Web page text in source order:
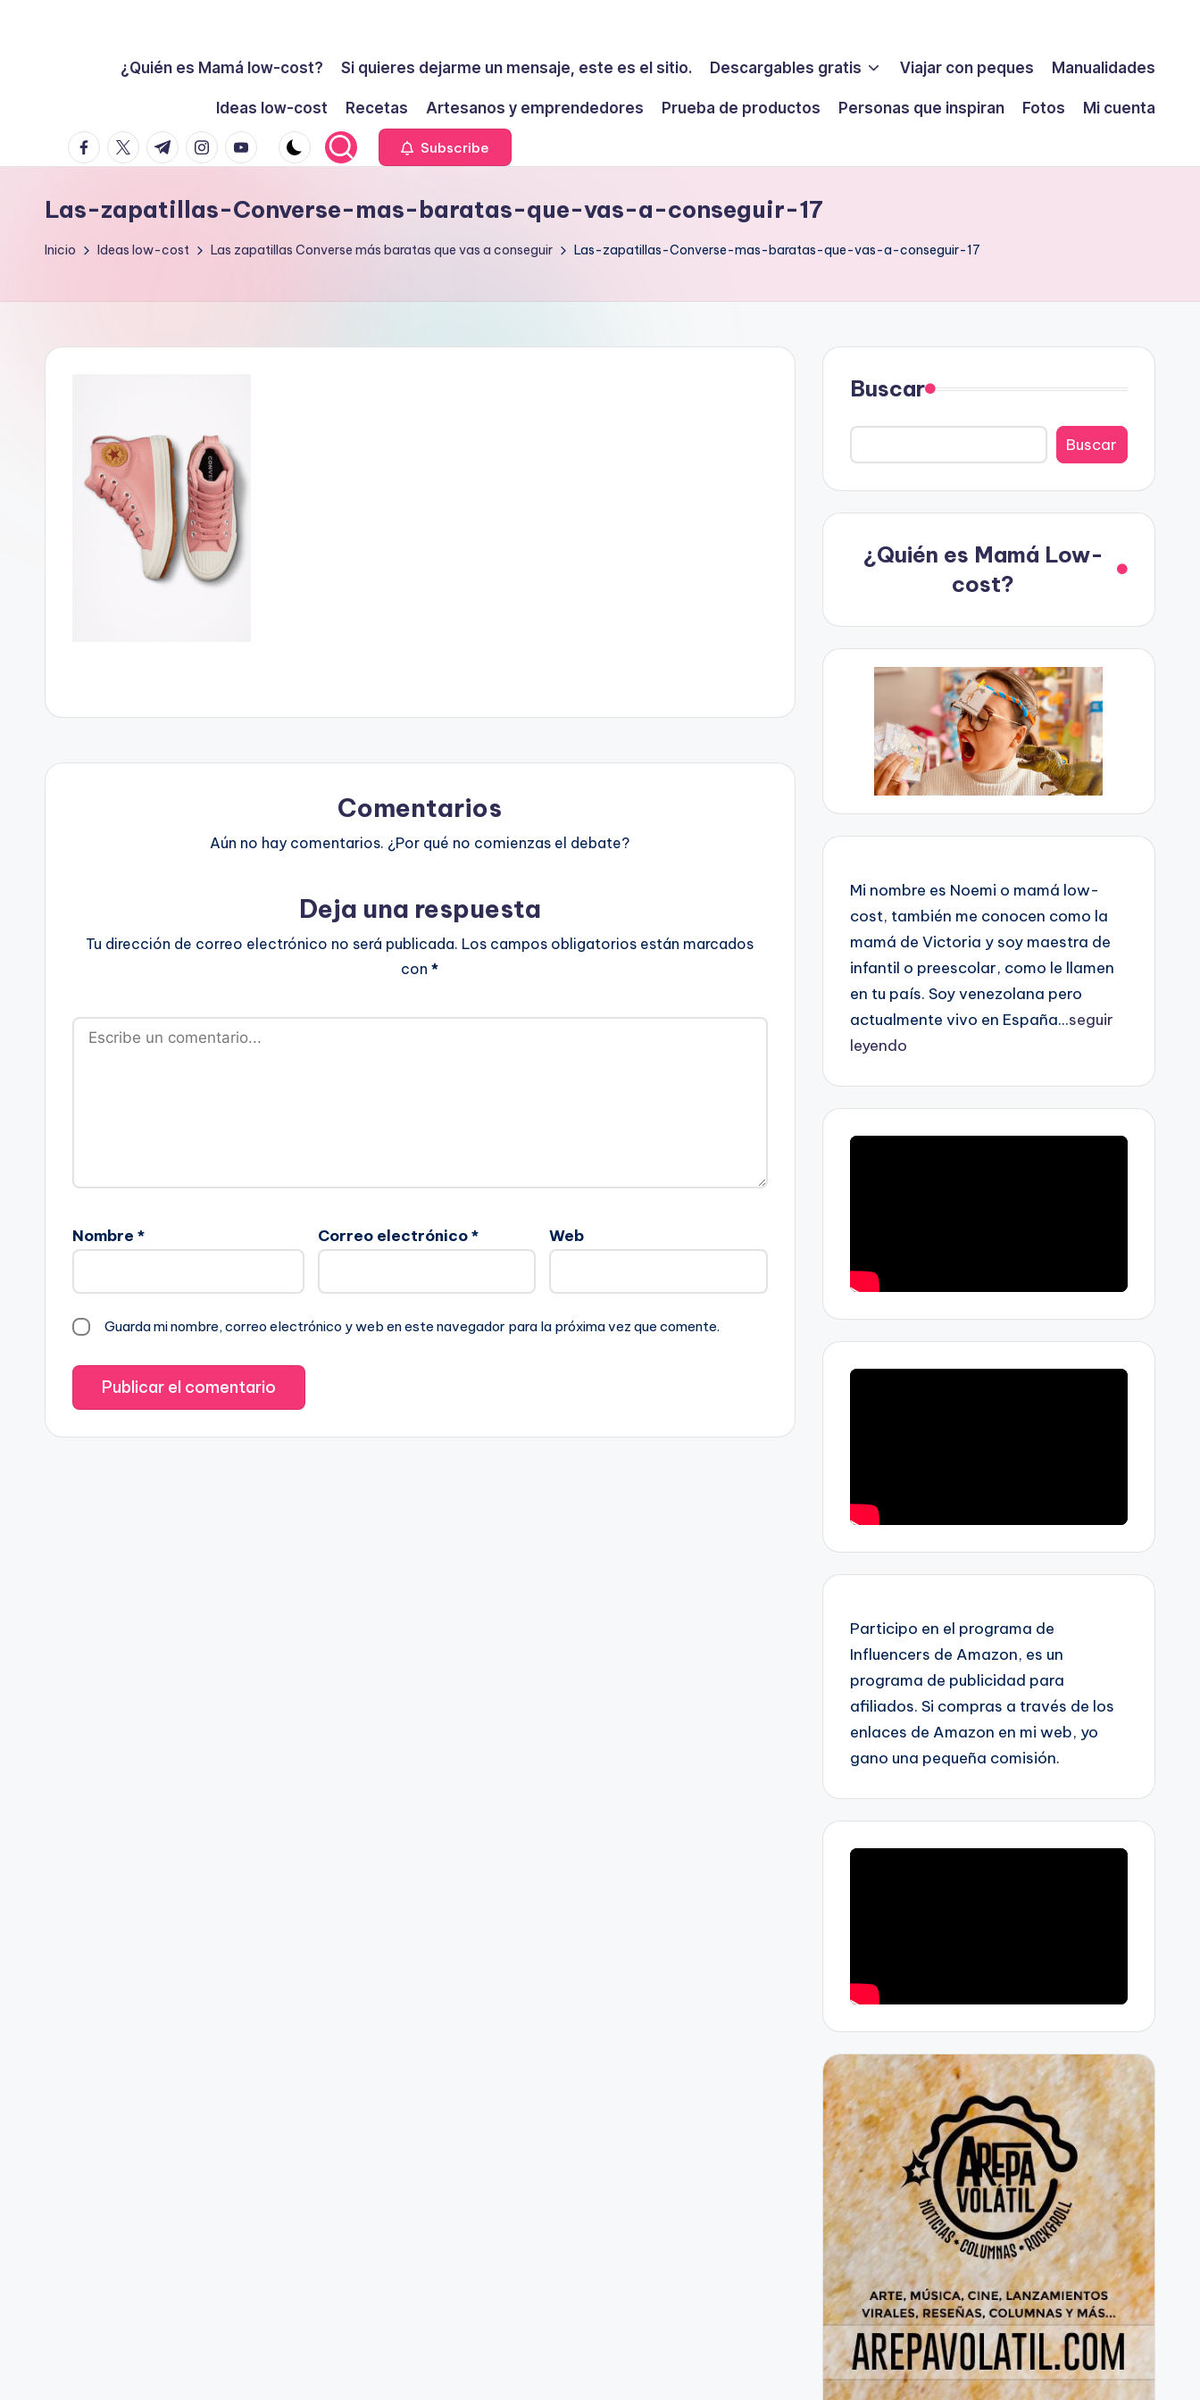
no
en
el
¿Quién es Mamá low-cost? Si quieres dejarme un mensaje, este es el sitio. Descargables gratis Viajar con peques Manualidades
Ideas low-cost Recetas Artesanos y emprendedores Prueba de productos Personas que inspiran Fotos
Mi cuenta
facebook.com
twitter.com
t.me instagram.com
youtube.com Subscribe
Las-zapatillas-Converse-mas-baratas-que-vas-a-conseguir-17
Inicio Ideas low-cost Las zapatillas Converse más baratas que vas a conseguir Las-zapatillas-Converse-mas-baratas-que-vas-a-conseguir-17
Comentarios
Aún no hay comentarios. ¿Por qué no comienzas el debate?
Deja una respuesta
Tu dirección de correo electrónico no será publicada. Los campos obligatorios están marcados
con*
Nombre * Correo electrónico* Web
Guarda mi nombre, correo electrónico y web en este navegador para la próxima vez que comente.
Buscar
Buscar
¿Quién es Mamá Low-
cost?
Mi nombre es Noemi o mamá low-
cost, también me conocen como la
mamá de Victoria y soy maestra de
infantil o preescolar, como le llamen
en tu país. Soy venezolana pero
actualmente vivo en España...seguir
leyendo
Participo en el programa de
Influencers de Amazon, es un
programa de publicidad para
afiliados. Si compras a través de los
enlaces de Amazon en mi web, yo
gano una pequeña comisión.